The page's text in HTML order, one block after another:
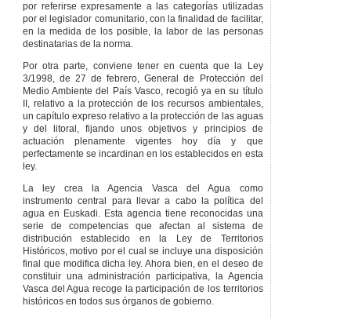
Artículo 64–
Prescripción.
DISPOSICIONES
Primera– Las
referencias a la
demarcación
hidrográfica de
Euskadi se podrán
entender hechas, a
efectos de
planificación, a las
y a las aguas de
transición y costeras
correspondientes. La
demarcación
hidrográfica de
Euskadi podrá afectar
a una o varias
cuencas.
Segunda– El personal
de las
por referirse expresamente a las categorías utilizadas
por el legislador comunitario, con la finalidad de facilitar,
en la medida de los posible, la labor de las personas
destinatarias de la norma.
Por otra parte, conviene tener en cuenta que la Ley
3/1998, de 27 de febrero, General de Protección del
Medio Ambiente del País Vasco, recogió ya en su título
II, relativo a la protección de los recursos ambientales,
un capítulo expreso relativo a la protección de las aguas
y del litoral, fijando unos objetivos y principios de
actuación plenamente vigentes hoy día y que
perfectamente se incardinan en los establecidos en esta
ley.
La ley crea la Agencia Vasca del Agua como
instrumento central para llevar a cabo la política del
agua en Euskadi. Esta agencia tiene reconocidas una
serie de competencias que afectan al sistema de
distribución establecido en la Ley de Territorios
Históricos, motivo por el cual se incluye una disposición
final que modifica dicha ley. Ahora bien, en el deseo de
constituir una administración participativa, la Agencia
Vasca del Agua recoge la participación de los territorios
históricos en todos sus órganos de gobierno.